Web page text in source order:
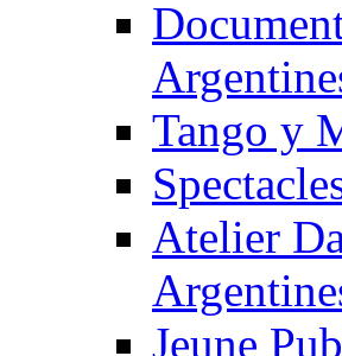
Tango y
Atelier
Jeune